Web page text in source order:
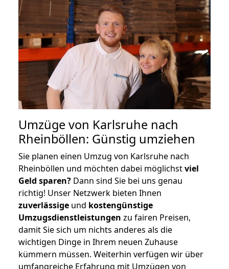
Umzüge von Karlsruhe nach
Rheinböllen: Günstig umziehen
Sie planen einen Umzug von Karlsruhe nach
Rheinböllen und möchten dabei möglichstviel
Geld sparen? Dann sind Sie bei uns genau
richtig! Unser Netzwerk bieten Ihnen
zuverlässige und kostengünstige
Umzugsdienstleistungen zu fairen Preisen,
damit Sie sich um nichts anderes als die
wichtigen Dinge in Ihrem neuen Zuhause
kümmern müssen. Weiterhin verfügen wir über
umfangreiche Erfahrung mit Umzügen von